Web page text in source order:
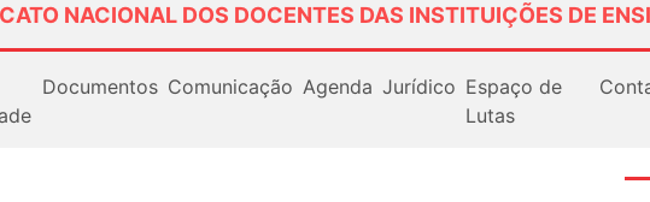
NACIONAL DOS DOCENTES DAS INSTITUIÇÕES DE
Documentos Comunicação Agenda Jurídico Espaço de
Lutas